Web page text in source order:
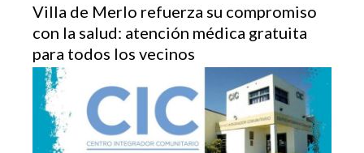
Villa de Merlo refuerza su compromiso
con la salud: atención médica gratuita
para todos los vecinos